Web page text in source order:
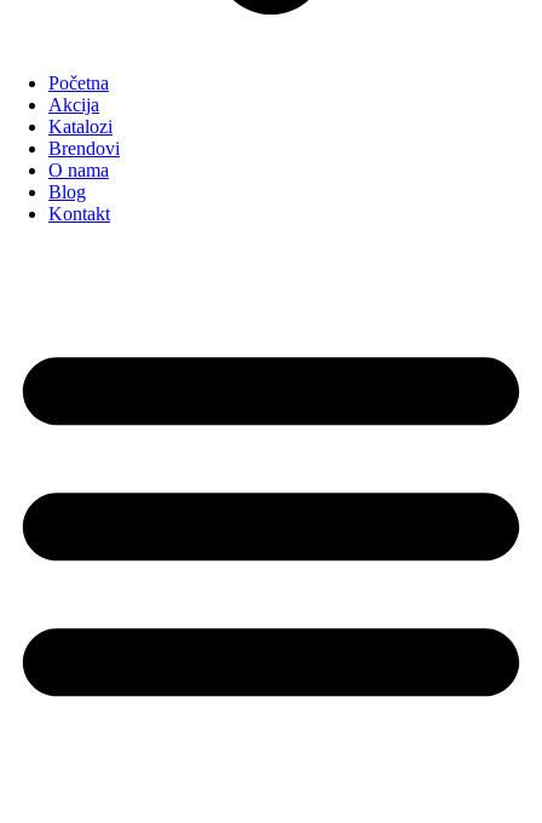
Početna
Akcija
Katalozi
Brendovi
O nama
Blog
Kontakt